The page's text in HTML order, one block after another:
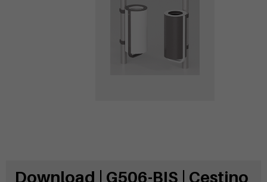
Download | G506-BIS | Cestino